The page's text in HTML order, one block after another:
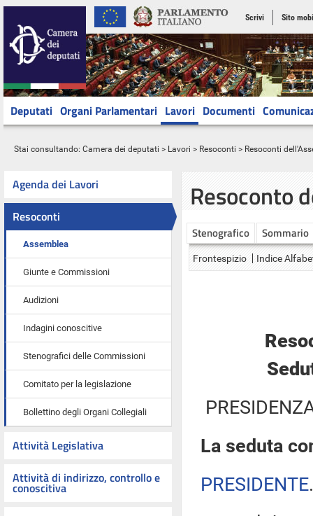
Scrivi Sito
Deputati Organi Parlamentari Lavori Documenti
Stai consultando: Camera dei deputati > Lavori > Resoconti > Resoconti
Agenda dei Lavori
Resoconti
Assemblea
Giunte e Commissioni
Audizioni
Indagini conoscitive
Stenografici delle Commissioni
Comitato per la legislazione
Bollettino degli Organi Collegiali
Attività Legislativa
Attività di indirizzo, controllo e
conoscitiva
Resoconto
Stenografico Sommario
Frontespizio Indice
La seduta
PRESIDENTE